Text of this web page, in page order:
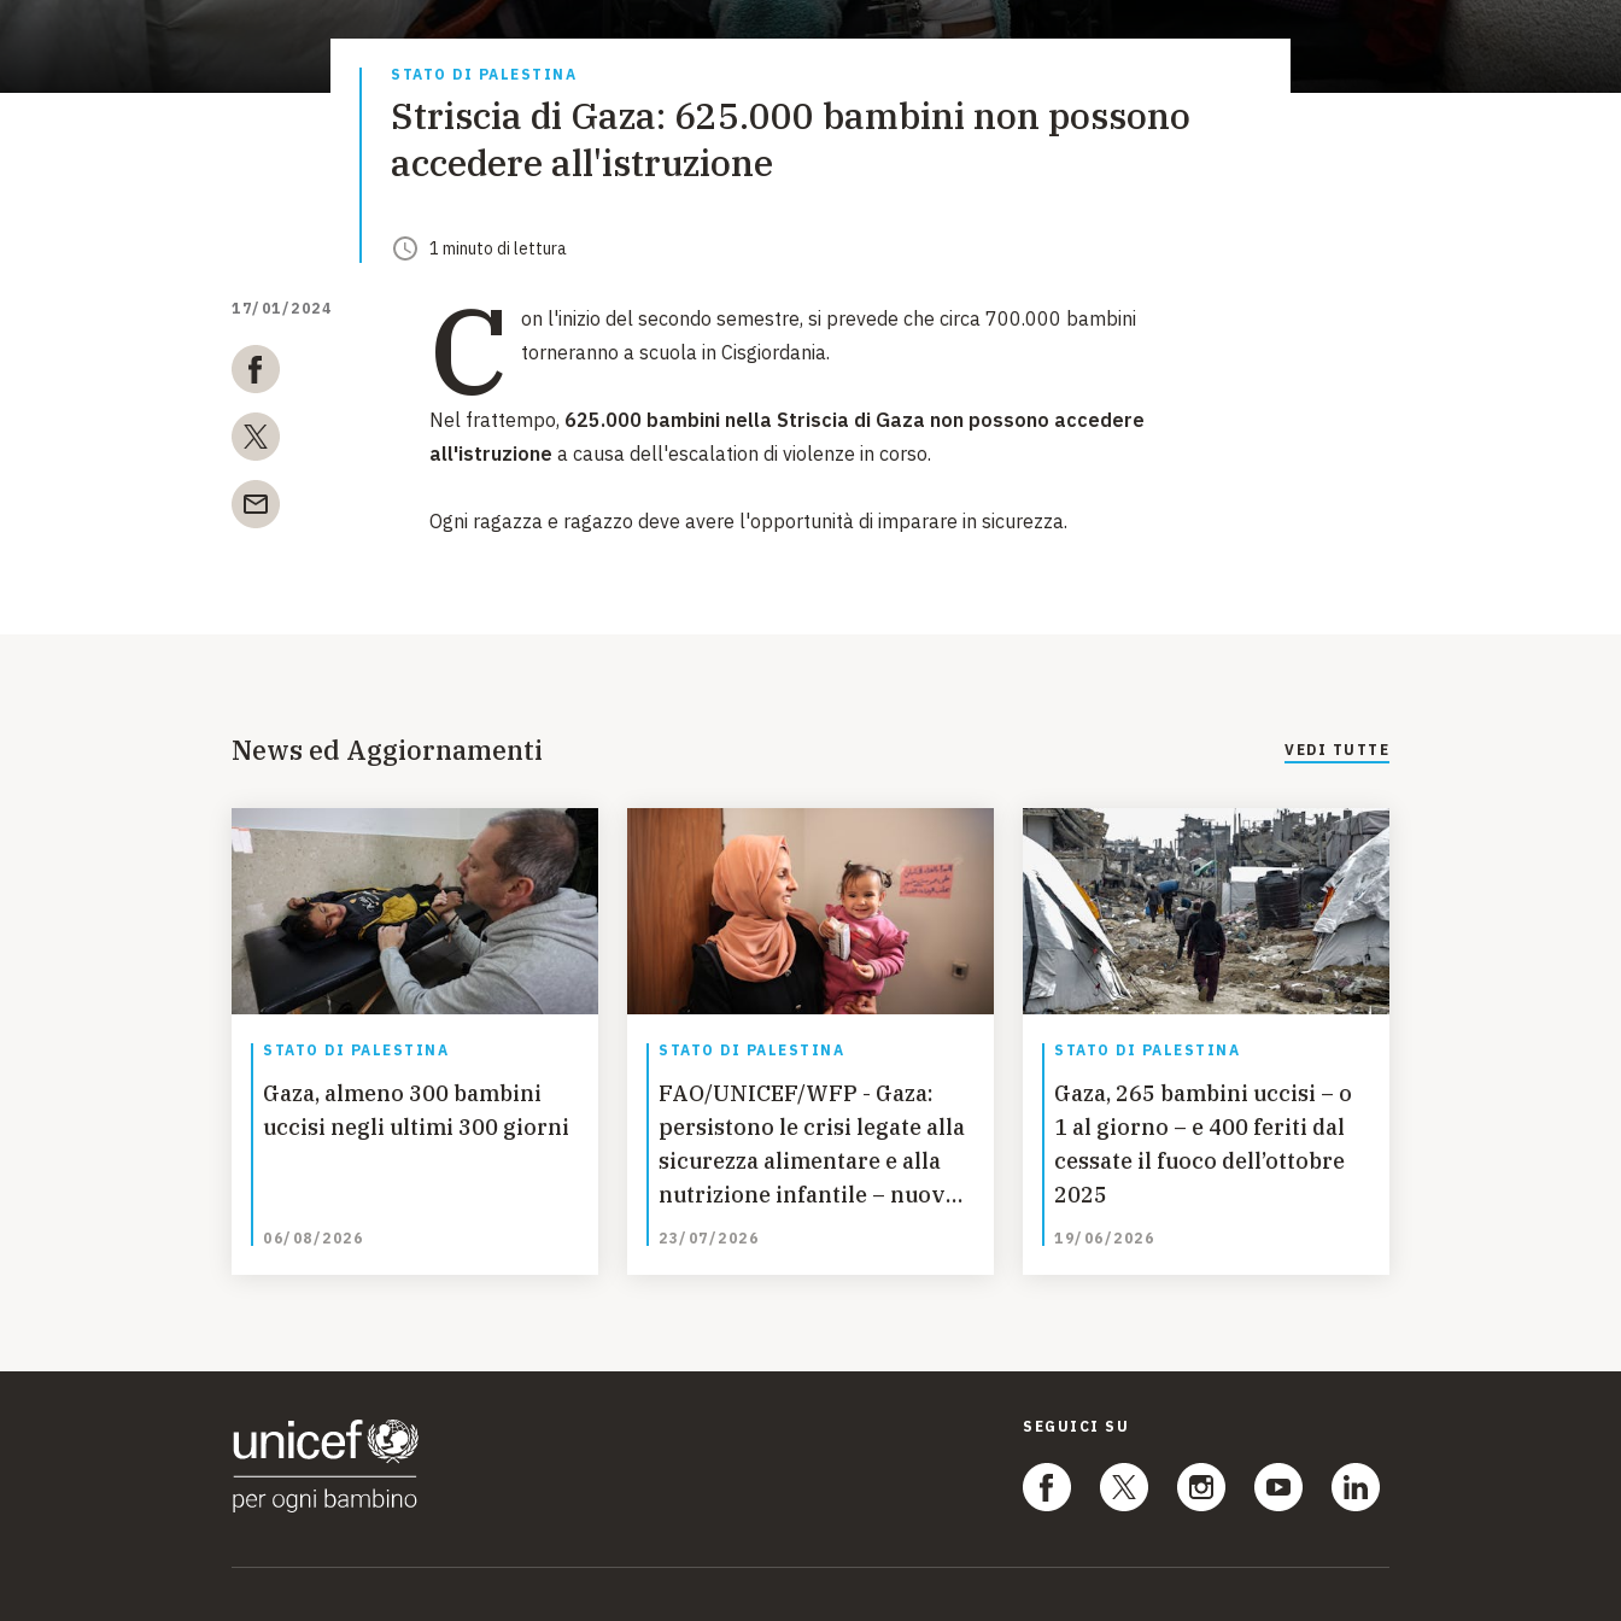
DIVERSI MODI PER DONARE. SCEGLI IL PIÙ
STATO DI PALESTINA
Striscia di Gaza: 625.000 bambini non possono
accedere all'istruzione
1 minuto di lettura
17/01/2024 C
on l'inizio del secondo semestre, si prevede che circa 700.000 bambini
torneranno a scuola in Cisgiordania.
Nel frattempo, 625.000 bambini nella Striscia di Gaza non possono accedere
all'istruzione a causa dell'escalation di violenze in corso.
Ogni ragazza e ragazzo deve avere l'opportunità di imparare in sicurezza.
News ed Aggiornamenti VEDI TUTTE
STATO DI PALESTINA
Gaza, almeno 300 bambini
uccisi negli ultimi 300 giorni
06/08/2026
STATO DI PALESTINA
FAO/UNICEF/WFP - Gaza:
persistono le crisi legate alla
sicurezza alimentare e alla
nutrizione infantile – nuova
analisi IPC
23/07/2026
STATO DI PALESTINA
Gaza, 265 bambini uccisi – o
1 al giorno – e 400 feriti dal
cessate il fuoco dell’ottobre
2025
19/06/2026
SEGUICI SU